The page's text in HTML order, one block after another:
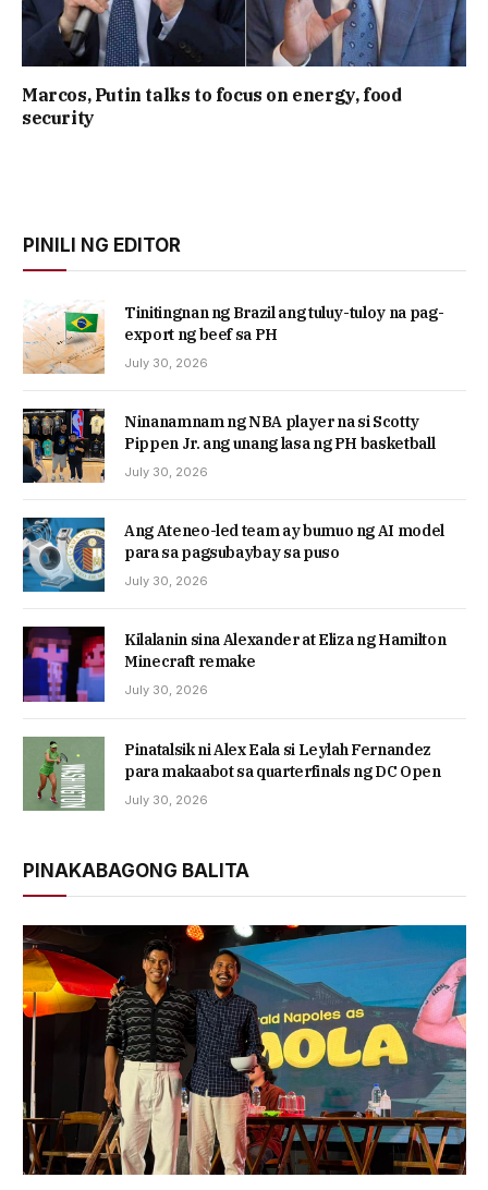
Marcos, Putin talks to focus on energy, food
security
PINILI NG EDITOR
Tinitingnan ng Brazil ang tuluy-tuloy na pag-
export ng beef sa PH
July 30, 2026
Ninanamnam ng NBA player na si Scotty
Pippen Jr. ang unang lasa ng PH basketball
July 30, 2026
Ang Ateneo-led team ay bumuo ng AI model
para sa pagsubaybay sa puso
July 30, 2026
Kilalanin sina Alexander at Eliza ng Hamilton
Minecraft remake
July 30, 2026
Pinatalsik ni Alex Eala si Leylah Fernandez
para makaabot sa quarterfinals ng DC Open
July 30, 2026
PINAKABAGONG BALITA